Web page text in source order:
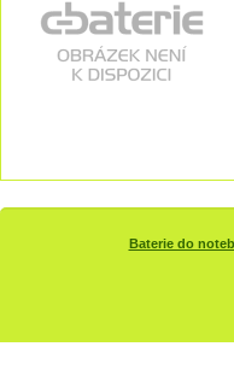
Baterie do